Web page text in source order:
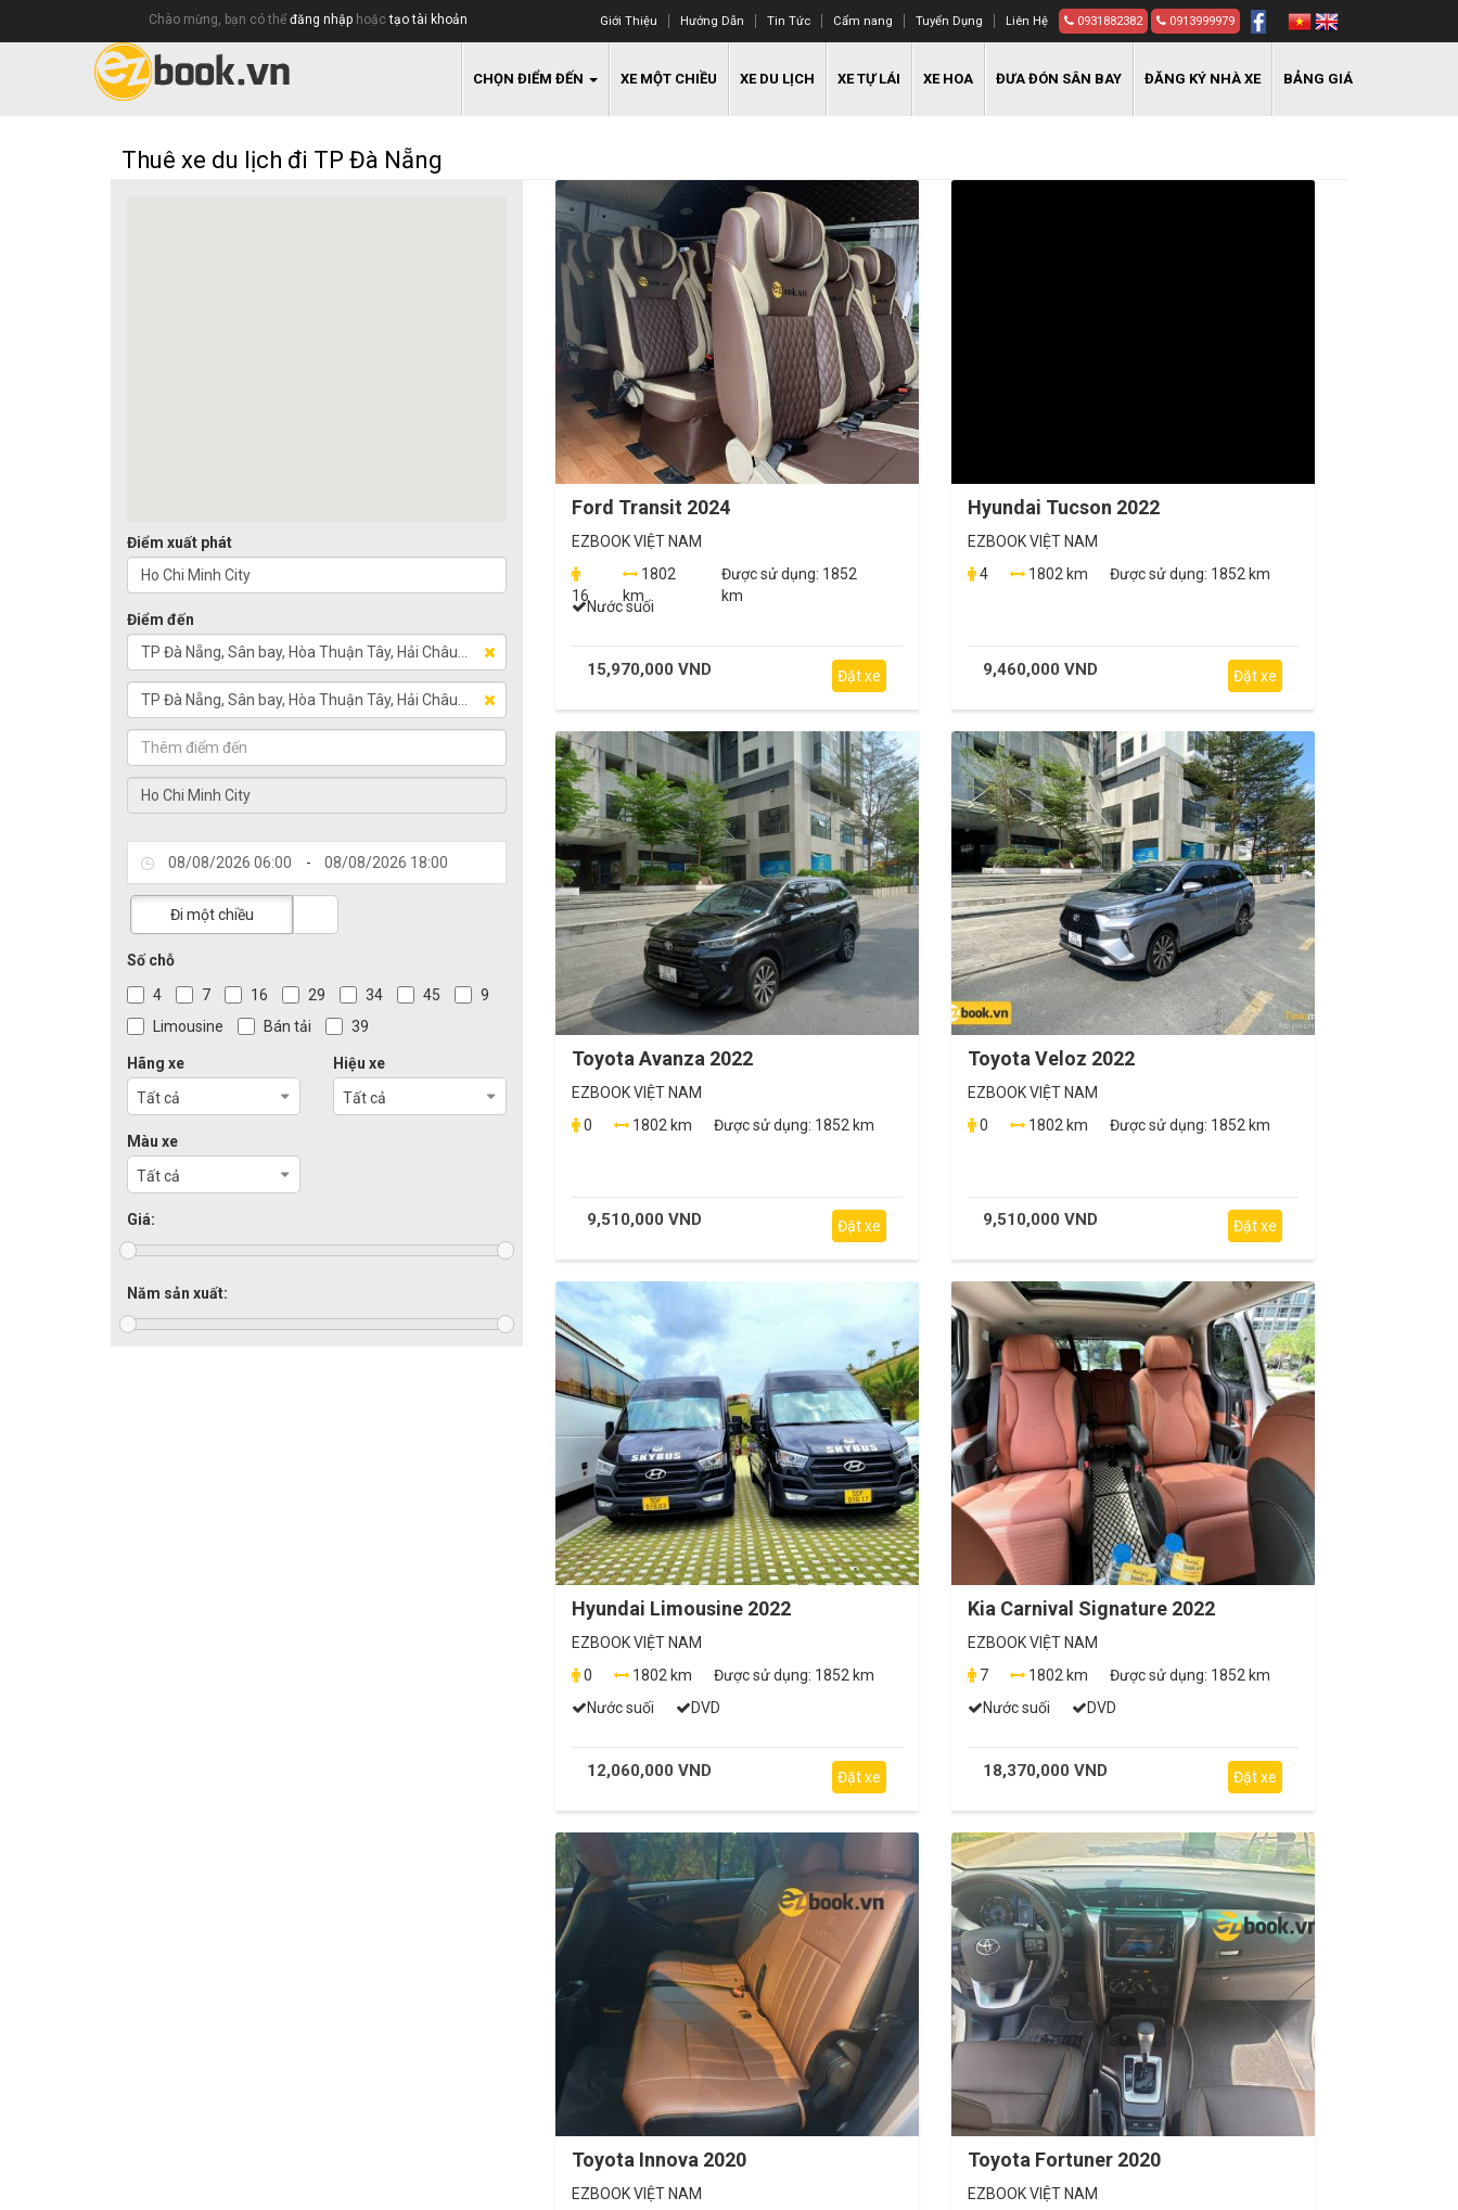
Chào mừng, bạn có thể đăng nhập hoặctạo tài khoản Giới Thiệu Hướng Dẫn Tin Tức Cẩm nang Tuyển Dụng Liên Hệ 0931882382 0913999979
CHỌN ĐIỂM ĐẾN XE MỘT CHIỀU XE DU LỊCH XE TỰ LÁI XE HOA ĐƯA ĐÓN SÂN BAY ĐĂNG KÝ NHÀ XE BẢNG GIÁ
Thuê xe du lịch đi TP Đà Nẵng
Điểm xuất phát
Điểm đến
-
Đi một chiều
Số chỗ
4
7 16 29 34 45
9
Limousine
Bán tải 39
Hãng xe
Tất cả
Hiệu xe
Tất cả
Màu xe
Tất cả
Giá:
Năm sản xuất:
Ford Transit 2024
EZBOOK VIỆT NAM
16
1802
km
Được sử dụng: 1852
km
Nước suối
15,970,000 VND Đặt xe
Hyundai Tucson 2022
EZBOOK VIỆT NAM
4
1802 km Được sử dụng: 1852 km
9,460,000 VND Đặt xe
Toyota Avanza 2022
EZBOOK VIỆT NAM
0
1802 km Được sử dụng: 1852 km
9,510,000 VND Đặt xe
Toyota Veloz 2022
EZBOOK VIỆT NAM
0
1802 km Được sử dụng: 1852 km
9,510,000 VND Đặt xe
Hyundai Limousine 2022
EZBOOK VIỆT NAM
0
1802 km Được sử dụng: 1852 km
Nước suối
DVD
12,060,000 VND Đặt xe
Kia Carnival Signature 2022
EZBOOK VIỆT NAM
7
1802 km Được sử dụng: 1852 km
Nước suối
DVD
18,370,000 VND Đặt xe
Toyota Innova 2020
EZBOOK VIỆT NAM
Toyota Fortuner 2020
EZBOOK VIỆT NAM